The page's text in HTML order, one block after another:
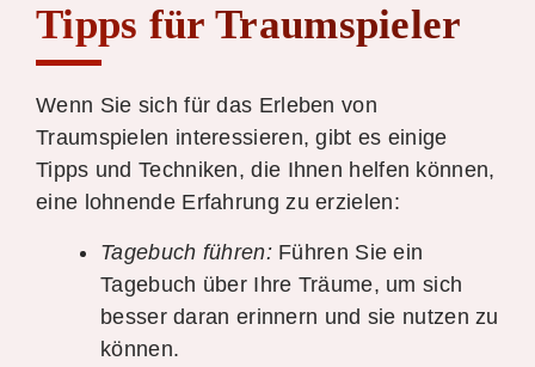
Tipps für Traumspieler
Wenn Sie sich für das Erleben von
Traumspielen interessieren, gibt es einige
Tipps und Techniken, die Ihnen helfen können,
eine lohnende Erfahrung zu erzielen:
Tagebuch führen:Führen Sie ein
Tagebuch über Ihre Träume, um sich
besser daran erinnern und sie nutzen zu
können.